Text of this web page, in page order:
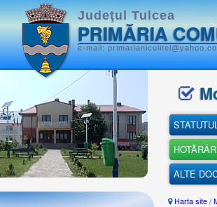
Judeţul Tulcea
PRIMĂRIA
e-mail:
ALTE
Harta site/